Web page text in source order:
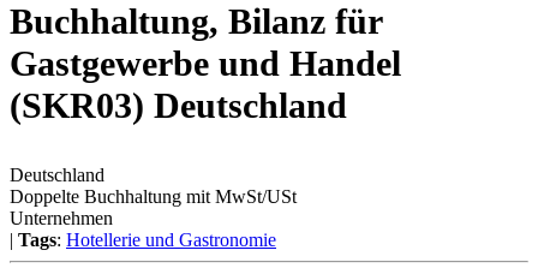
Buchhaltung, Bilanz für
Gastgewerbe und Handel
(SKR03) Deutschland
Deutschland
Doppelte Buchhaltung mit MwSt/USt
Unternehmen
| Tags: Hotellerie und Gastronomie